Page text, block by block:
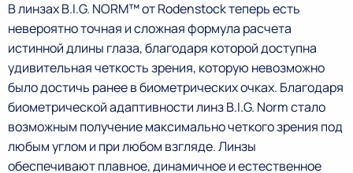
В линзах B.I.G. NORM™ от Rodenstock теперь есть
невероятно точная и сложная формула расчета
истинной длины глаза, благодаря которой доступна
удивительная четкость зрения, которую невозможно
было достичь ранее в биометрических очках. Благодаря
биометрической адаптивности линз B.I.G. Norm стало
возможным получение максимально четкого зрения под
любым углом и при любом взгляде. Линзы
обеспечивают плавное, динамичное и естественное